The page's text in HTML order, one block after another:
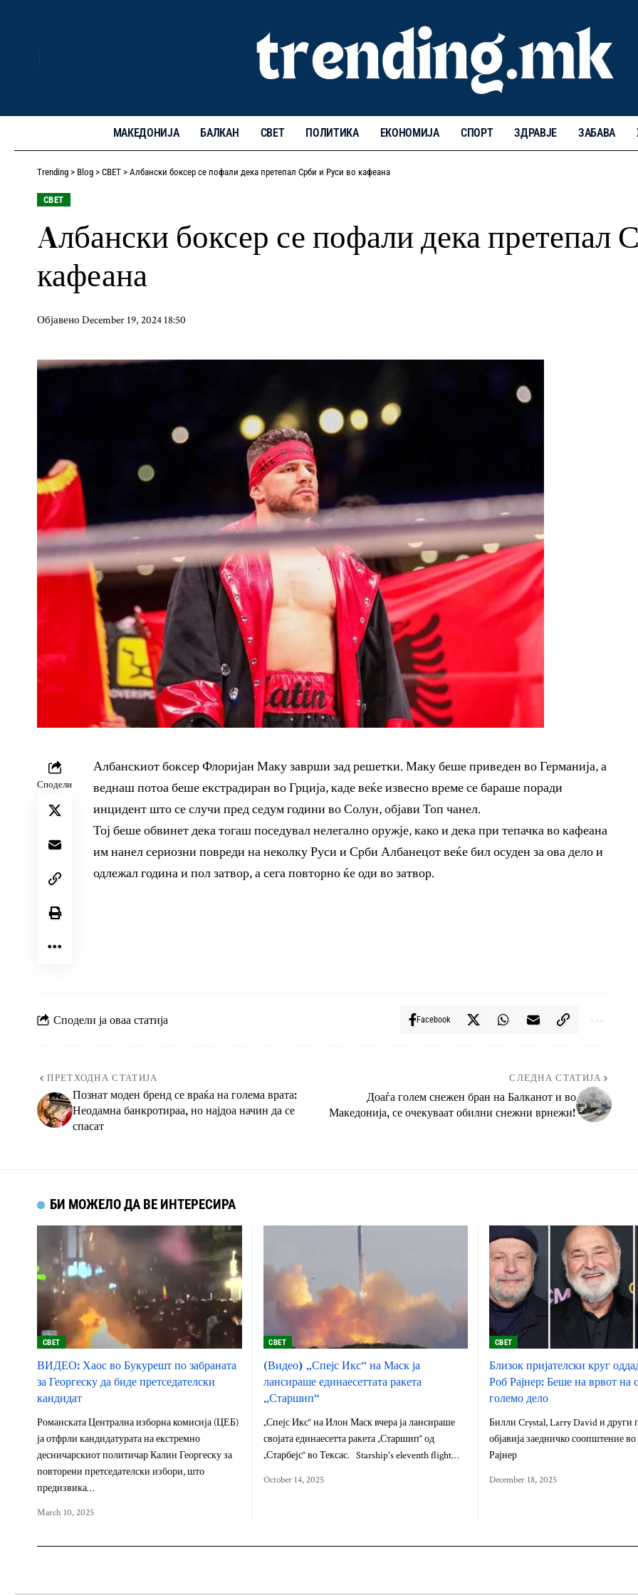
МАКЕДОНИЈА БАЛКАН СВЕТ ПОЛИТИКА ЕКОНОМИЈА СПОРТ ЗДРАВЈЕ ЗАБАВА
Trending > Blog > СВЕТ > Aлбански боксер се пофали дека претепал Срби и Руси во кафеана
СВЕТ
Aлбански боксер се пофали дека претепал
кафеана
Објавено December 19, 2024 18:50
Сподели
Албанскиот боксер Флоријан Маку заврши зад решетки. Маку беше приведен во Германија, а
веднаш потоа беше екстрадиран во Грција, каде веќе извесно време се бараше поради
инцидент што се случи пред седум години во Солун, објави Топ чанел.
Тој беше обвинет дека тогаш поседувал нелегално оружје, како и дека при тепачка во кафеана
им нанел сериозни повреди на неколку Руси и Срби Албанецот веќе бил осуден за ова дело и
одлежал година и пол затвор, а сега повторно ќе оди во затвор.
Сподели ја оваа статија Facebook
ПРЕТХОДНА СТАТИЈА
Познат моден бренд се враќа на голема врата:
Неодамна банкротираа, но најдоа начин да се
спасат
СЛЕДНА СТАТИЈА
Доаѓа голем снежен бран на Балканот и во
Македонија, се очекуваат обилни снежни врнежи!
БИ МОЖЕЛО ДА ВЕ ИНТЕРЕСИРА
СВЕТ
ВИДЕО: Хаос во Букурешт по забраната
за Георгеску да биде претседателски
кандидат
Романската Централна изборна комисија (ЦЕБ)
ја отфрли кандидатурата на екстремно
десничарскиот политичар Калин Георгеску за
повторени претседателски избори, што
предизвика…
March 10, 2025
СВЕТ
(Видео) „Спејс Икс“ на Маск ја
лансираше единаесеттата ракета
„Старшип“
„Спејс Икс“ на Илон Маск вчера ја лансираше
својата единаесетта ракета „Старшип“ од
„Старбејс“ во Тексас. Starship's eleventh flight…
October 14, 2025
СВЕТ
Близок пријателски круг
Роб Рајнер: Беше на врвот на
големо дело
Билли Crystal, Larry David и други
објавија заедничко соопштение
Рајнер
December 18, 2025